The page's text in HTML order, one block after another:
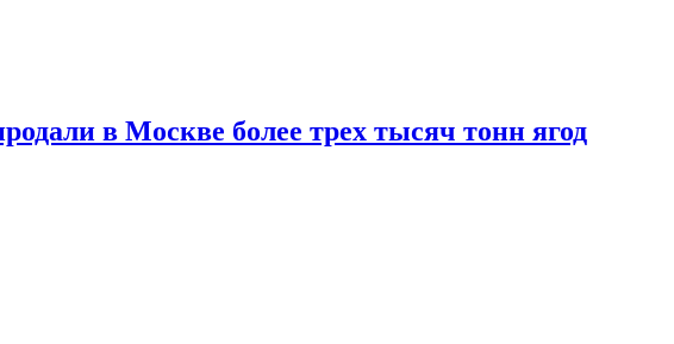
в Москве более трех тысяч тонн ягод